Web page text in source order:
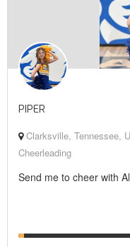
PIPER
Clarksville, Tennessee,
Cheerleading
Send me to cheer with